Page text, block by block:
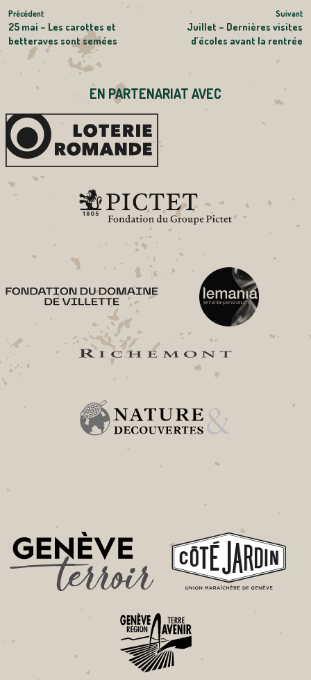
NAVIGATION
DE
L’ARTICLE
Article
précédent
Précédent
25 mai – Les carottes et
betteraves sont semées
Suivant
Juillet – Dernières visites
d’écoles avant la rentrée
EN PARTENARIAT AVEC